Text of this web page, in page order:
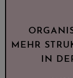
MEHR
IN